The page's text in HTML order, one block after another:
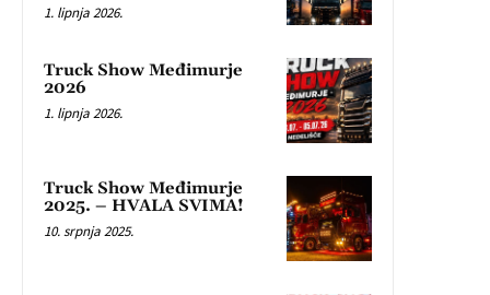
1. lipnja 2026.
Truck Show Međimurje
2026
1. lipnja 2026.
Truck Show Međimurje
2025. – HVALA SVIMA!
10. srpnja 2025.